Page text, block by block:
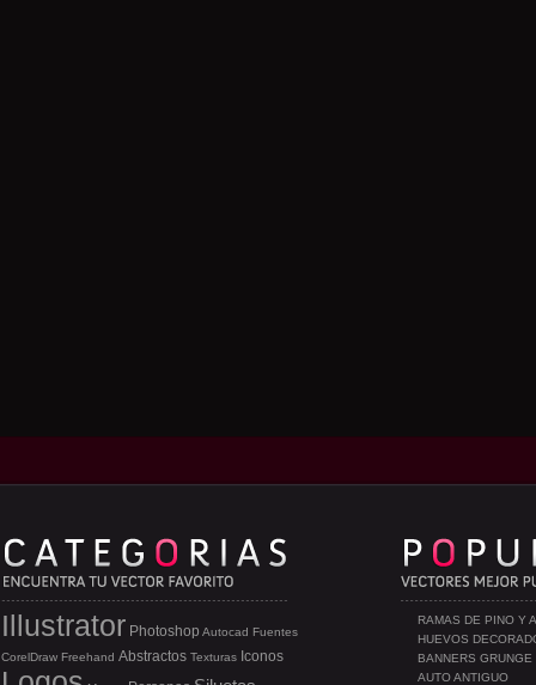
RAMAS DE PINO Y
HUEVOS
BANNERS GRUNGE
AUTO ANTIGUO
Illustrator Photoshop Autocad Fuentes
CorelDraw Freehand Abstractos Texturas Iconos